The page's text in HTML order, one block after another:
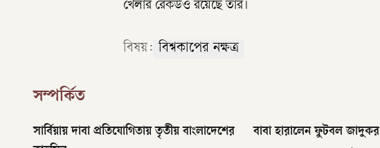
খেলার রেকর্ডও রয়েছে তাঁর।
বিষয়: বিশ্বকাপের নক্ষত্র
সম্পর্কিত
সার্বিয়ায় দাবা প্রতিযোগিতায় তৃতীয় বাংলাদেশের
বাবা হারালেন ফুটবল জাদুকর